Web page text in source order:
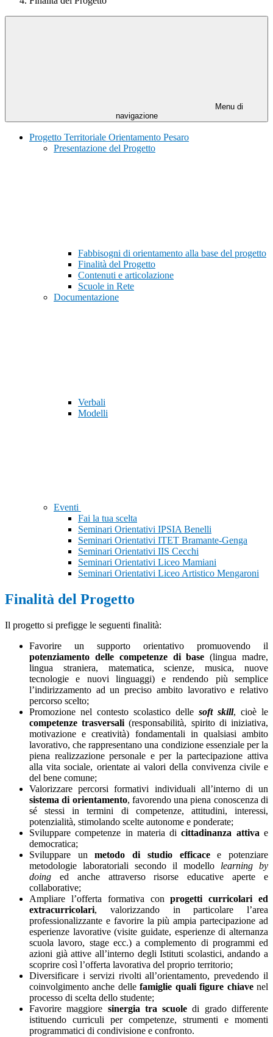
Menu di
navigazione
Progetto Territoriale Orientamento Pesaro
Presentazione del Progetto
Fabbisogni di orientamento alla base del progetto
Finalità del Progetto
Contenuti e articolazione
Scuole in Rete
Documentazione
Verbali
Modelli
Eventi
Fai la tua scelta
Seminari Orientativi IPSIA Benelli
Seminari Orientativi ITET Bramante-Genga
Seminari Orientativi IIS Cecchi
Seminari Orientativi Liceo Mamiani
Seminari Orientativi Liceo Artistico Mengaroni
Finalità del Progetto
Il progetto si prefigge le seguenti finalità:
Favorire un supporto orientativo promuovendo il
potenziamento delle competenze di base (lingua madre,
lingua straniera, matematica, scienze, musica, nuove
tecnologie e nuovi linguaggi) e rendendo più semplice
l’indirizzamento ad un preciso ambito lavorativo e relativo
percorso scelto;
Promozione nel contesto scolastico delle soft skill, cioè le
competenze trasversali (responsabilità, spirito di iniziativa,
motivazione e creatività) fondamentali in qualsiasi ambito
lavorativo, che rappresentano una condizione essenziale per la
piena realizzazione personale e per la partecipazione attiva
alla vita sociale, orientate ai valori della convivenza civile e
del bene comune;
Valorizzare percorsi formativi individuali all’interno di un
sistema di orientamento, favorendo una piena conoscenza di
sé stessi in termini di competenze, attitudini, interessi,
potenzialità, stimolando scelte autonome e ponderate;
Sviluppare competenze in materia dicittadinanza attiva e
democratica;
Sviluppare unmetodo di studio efficacee potenziare
metodologie laboratoriali secondo il modello learning by
doing ed anche attraverso risorse educative aperte e
collaborative;
Ampliare l’offerta formativa conprogetti curricolari ed
extracurricolari, valorizzando in particolare l’area
professionalizzante e favorire la più ampia partecipazione ad
esperienze lavorative (visite guidate, esperienze di alternanza
scuola lavoro, stage ecc.) a complemento di programmi ed
azioni già attive all’interno degli Istituti scolastici, andando a
scoprire così l’offerta lavorativa del proprio territorio;
Diversificare i servizi rivolti all’orientamento, prevedendo il
coinvolgimento anche dellefamiglie quali figure chiavenel
processo di scelta dello studente;
Favorire maggiore sinergia tra scuole di grado differente
istituendo curriculi per competenze, strumenti e momenti
programmatici di condivisione e confronto.